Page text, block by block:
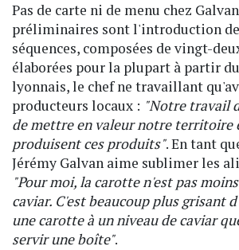
Pas de carte ni de menu chez
préliminaires sont l'introduction
séquences, composées de vingt-
élaborées pour la plupart à partir
lyonnais, le chef ne travaillant
producteurs locaux : "Notre travail
de mettre en valeur notre territoire
produisent ces produits". En tant
Jérémy Galvan aime sublimer les
"Pour moi, la carotte n'est pas
caviar. C'est beaucoup plus grisant
une carotte à un niveau de caviar
servir une boîte".